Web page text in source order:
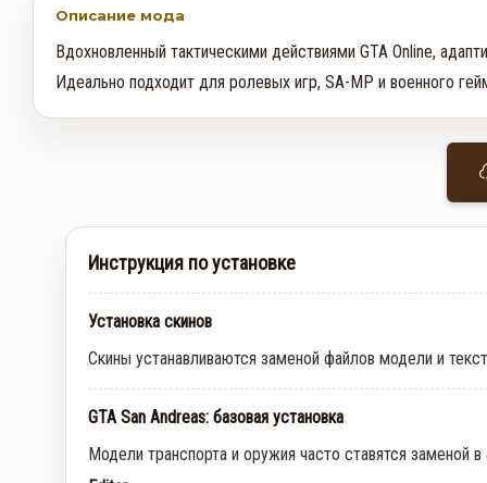
Описание мода
Вдохновленный тактическими действиями GTA Online,
Идеально подходит для ролевых игр, SA-MP и военного
Инструкция по установке
Установка скинов
Скины устанавливаются заменой файлов модели и
GTA San Andreas: базовая установка
Модели транспорта и оружия часто ставятся заменой